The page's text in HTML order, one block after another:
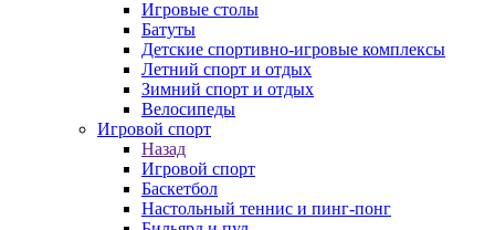
Игровые столы
Батуты
Детские спортивно-игровые комплексы
Летний спорт и отдых
Зимний спорт и отдых
Велосипеды
Игровой спорт
Назад
Игровой спорт
Баскетбол
Настольный теннис и пинг-понг